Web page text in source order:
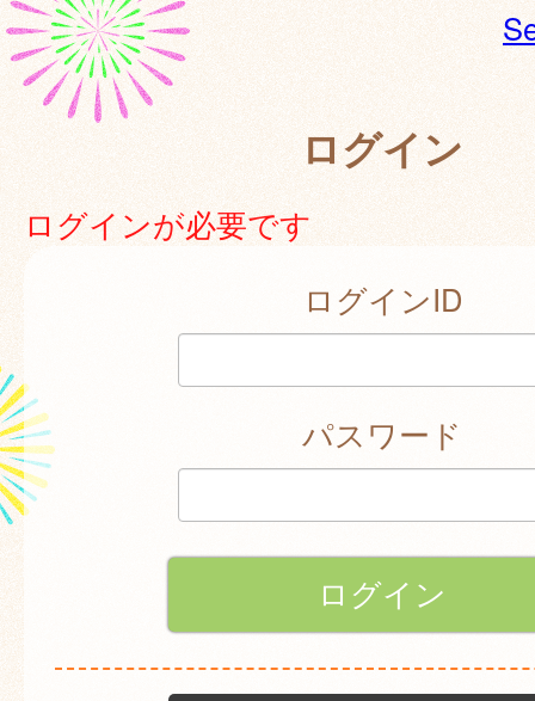
ログイン
ログインが必要です
ログインID
パスワード